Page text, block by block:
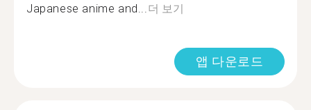
Japanese anime and...더 보기
앱 다운로드